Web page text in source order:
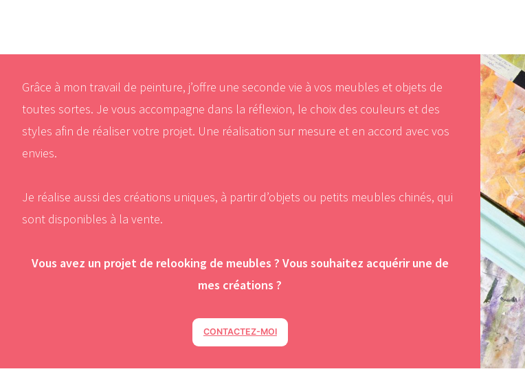
Grâce à mon travail de peinture, j’offre une seconde vie à vos meubles et objets de
toutes sortes. Je vous accompagne dans la réflexion, le choix des couleurs et des
styles afin de réaliser votre projet. Une réalisation sur mesure et en accord avec vos
envies.
Je réalise aussi des créations uniques, à partir d’objets ou petits meubles chinés, qui
sont disponibles à la vente.
Vous avez un projet de relooking de meubles ? Vous souhaitez acquérir une de
mes créations ?
CONTACTEZ-MOI